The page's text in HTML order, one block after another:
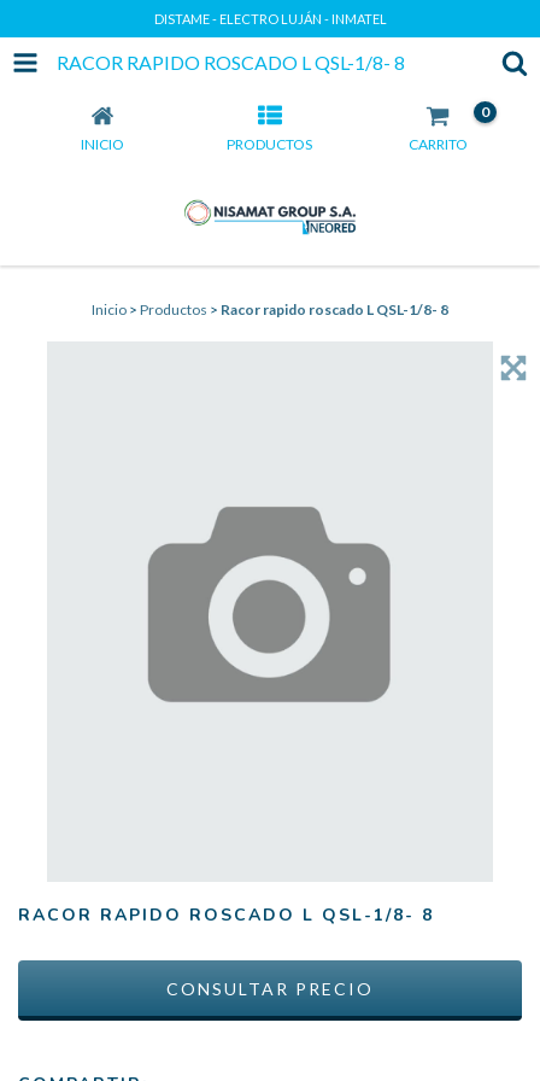
DISTAME - ELECTRO LUJÁN - INMATEL
RACOR RAPIDO ROSCADO L QSL-1/8- 8
INICIO PRODUCTOS CARRITO
0
Inicio > Productos > Racor rapido roscado L QSL-1/8- 8
RACOR RAPIDO ROSCADO L QSL-1/8- 8